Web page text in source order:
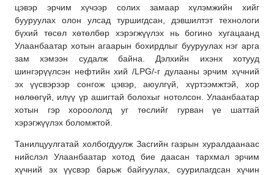
цэвэр эрчим хүчээр солих замаар хүлэмжийн хийг
бууруулах олон улсад туршигдсан, дэвшилтэт технологи
бүхий төсөл хөтөлбөр хэрэгжүүлэх нь богино хугацаанд
Улаанбаатар хотын агаарын бохирдлыг бууруулах нэг арга
зам хэмээн судалж байна. Дэлхийн ихэнх хотууд
шингэрүүлсэн нефтийн хий /LPG/-г дулааны эрчим хүчний
эх үүсвэрээр сонгож цэвэр, аюулгүй, хүртээмжтэй, хор
нөлөөгүй, илүү үр ашигтай болохыг нотолсон. Улаанбаатар
хотын гэр хороололд уг төслийг гурван үе шаттай
хэрэгжүүлэх боломжтой.
Танилцуулгатай холбогдуулж Засгийн газрын хуралдаанаас
нийслэл Улаанбаатар хотод бие даасан тархмал эрчим
хүчний эх үүсвэр барьж байгуулах, суурилагдсан хүчин